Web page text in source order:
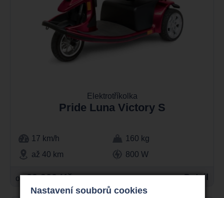
Elektrotříkolka
Pride Luna Victory S
17 km/h
160 kg
až 40 km
800 W
od 39.900 Kč Detail
Nastavení souborů cookies